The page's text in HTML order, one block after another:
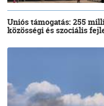
Uniós támogatás: 255
közösségi és szociális